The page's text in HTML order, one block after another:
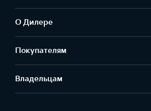
О Дилере
Покупателям
Владельцам